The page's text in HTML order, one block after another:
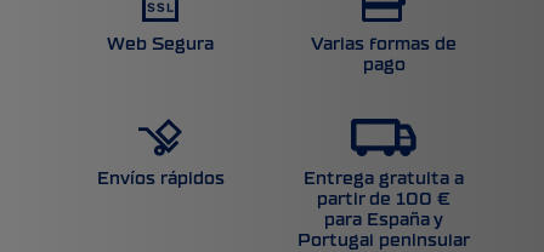
Web Segura
Varias formas de
pago
Envíos rápidos
Entrega gratuita a
partir de 100 €
para España y
Portugal peninsular